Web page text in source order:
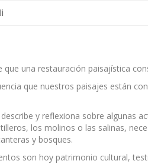
que una restauración paisajística
que nuestros paisajes están
y reflexiona sobre algunas
los molinos o las salinas,
y bosques.
son hoy patrimonio cultural,